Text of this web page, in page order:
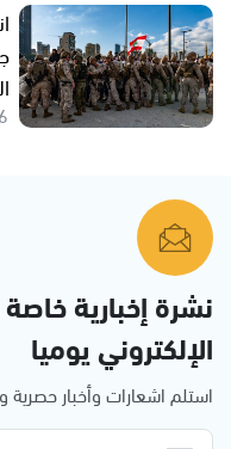
نشرة إخبارية
الإلكتروني يوميا
استلم اشعارات وأخبار